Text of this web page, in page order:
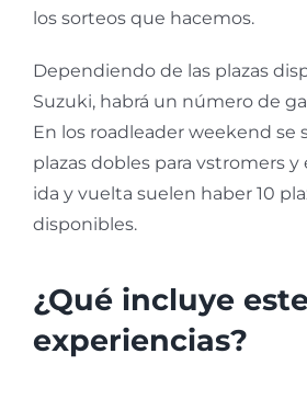
los sorteos que hacemos.
Dependiendo de las plazas
Suzuki, habrá un número de
En los roadleader weekend se
plazas dobles para vstromers y
ida y vuelta suelen haber 10
disponibles.
¿Qué incluye
experiencias?